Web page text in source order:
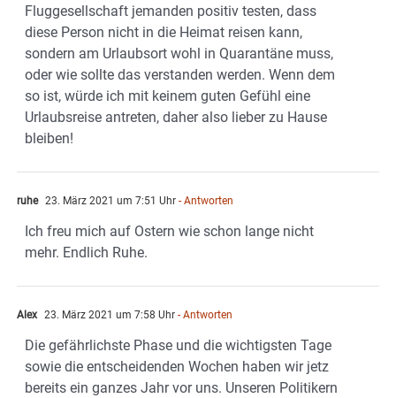
Fluggesellschaft jemanden positiv testen, dass
diese Person nicht in die Heimat reisen kann,
sondern am Urlaubsort wohl in Quarantäne muss,
oder wie sollte das verstanden werden. Wenn dem
so ist, würde ich mit keinem guten Gefühl eine
Urlaubsreise antreten, daher also lieber zu Hause
bleiben!
ruhe 23. März 2021 um 7:51 Uhr - Antworten
Ich freu mich auf Ostern wie schon lange nicht
mehr. Endlich Ruhe.
Alex 23. März 2021 um 7:58 Uhr - Antworten
Die gefährlichste Phase und die wichtigsten Tage
sowie die entscheidenden Wochen haben wir jetz
bereits ein ganzes Jahr vor uns. Unseren Politikern